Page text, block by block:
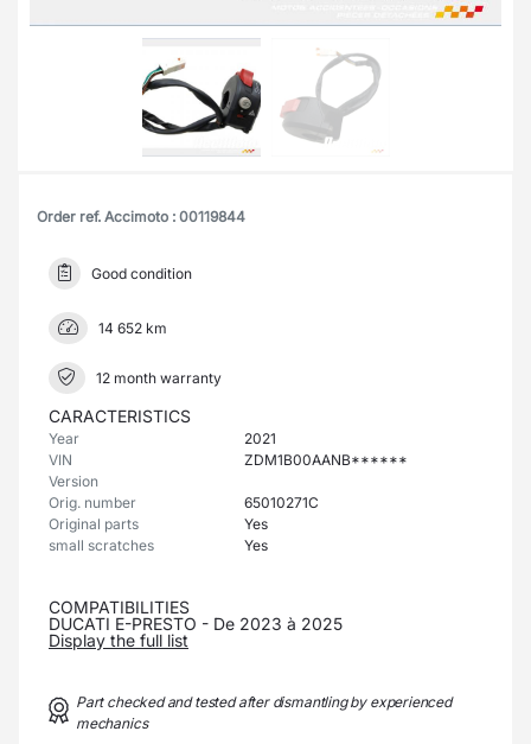
Order ref. Accimoto : 00119844
Good condition
14 652 km
12 month warranty
CARACTERISTICS
Year
2021
VIN
ZDM1B00AANB******
Version
Orig. number
65010271C
Original parts
Yes
small scratches
Yes
COMPATIBILITIES
DUCATI E-PRESTO - De 2023 à 2025
Display the full list
Part checked and tested after dismantling by experienced
mechanics